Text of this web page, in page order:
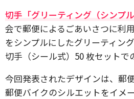
切手「グリーティング（シンプル
会で郵便によるごあいさつに利
をシンプルにしたグリーティン
切手（シール式）50 枚セットで
今回発表されたデザインは、郵
郵便バイクのシルエットをイメ